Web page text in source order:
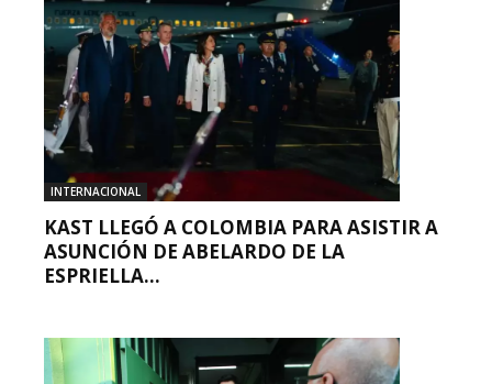
INTERNACIONAL
KAST LLEGÓ A COLOMBIA PARA ASISTIR A
ASUNCIÓN DE ABELARDO DE LA
ESPRIELLA...